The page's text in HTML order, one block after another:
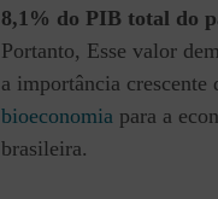
8,1% do PIB total do
Portanto, Esse valor
a importância crescente
bioeconomia para a
brasileira.